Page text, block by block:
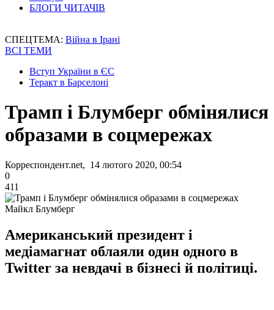
БЛОГИ ЧИТАЧІВ
СПЕЦТЕМА: Війна в Ірані
ВСІ ТЕМИ
Вступ України в ЄС
Теракт в Барселоні
Трамп і Блумберг обмінялися
образами в соцмережах
Корреспондент.net, 14 лютого 2020, 00:54
0
411
Майкл Блумберг
Американський президент і
медіамагнат облаяли один одного в
Twitter за невдачі в бізнесі й політиці.